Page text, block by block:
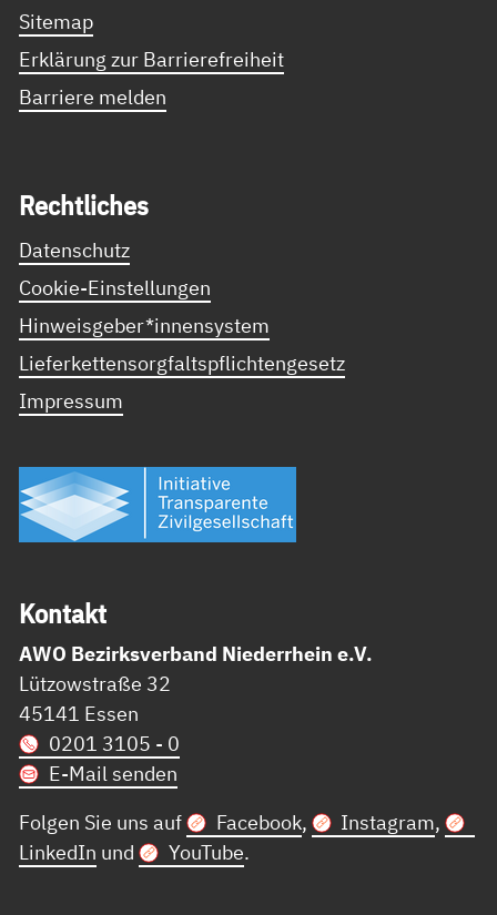
Sitemap
Erklärung zur Barrierefreiheit
Barriere melden
Recht­li­ches
Datenschutz
Cookie-Einstellungen
Hinweisgeber*innensystem
Lieferkettensorgfaltspflichtengesetz
Impressum
Kon­takt
AWO Bezirksverband Niederrhein e.V.
Lützowstraße 32
45141 Essen
0201 3105 - 0
E-Mail senden
Folgen Sie uns auf
Facebook, Instagram,
LinkedIn und YouTube.